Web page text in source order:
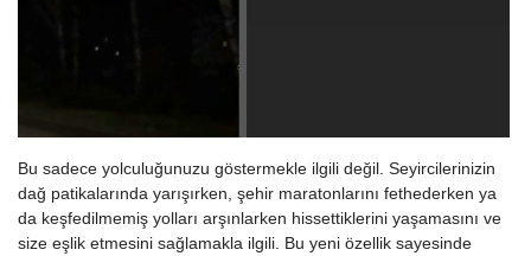
Bu sadece yolculuğunuzu göstermekle ilgili değil. Seyircilerinizin
dağ patikalarında yarışırken, şehir maratonlarını fethederken ya
da keşfedilmemiş yolları arşınlarken hissettiklerini yaşamasını ve
size eşlik etmesini sağlamakla ilgili. Bu yeni özellik sayesinde